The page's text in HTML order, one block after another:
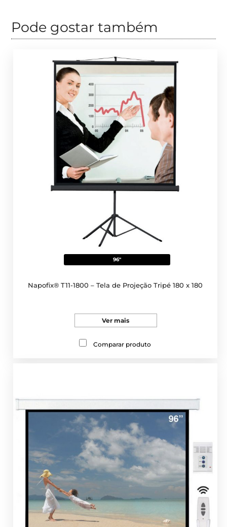
Pode gostar também
96"
Napofix® T11-1800 – Tela de Projeção Tripé 180 x 180
Ver mais
Comparar produto